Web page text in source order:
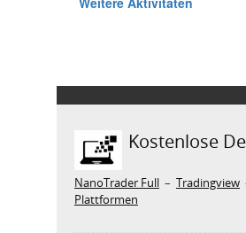
Kostenlose
NanoTrader Full – Tradingview
Plattformen